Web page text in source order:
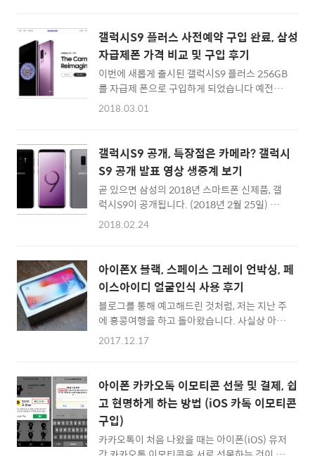
려면 보호용 케이스와 호환이 되는지를 잘 알아
봐야 하는데요. 그래서 주파집에서는 Full
Cover (큰놈),..
번에는 갤럭시S9과 핏이 딱 맞는 씨스루(See-
Through) 케이스를 제공받아 리뷰해보게 되었
습니다. 갤럭시S9 / 갤럭시S9+ 슬림 케이스 추
천, 주파집 시스루 (See-Through) ▲ 주파집
갤럭시S9+용 씨스루 케이스 주파집 제품의 경
쟁력은 가성비가 정말 뛰어나다는 것인데요. 다
여러번 구입을 하면서 신뢰도를 쌓은 곳이기도
하구요. ▲ 컬러는 4종, 그레이(반투명) 화이트
(반..
갤럭시S9 플러스 사전예약 구입 완료, 삼성
자급제폰 가격 비교 및 구입 후기
이번에 새롭게 출시된 갤럭시S9 플러스 256GB
를 자급제 폰으로 구입하게 되었습니다 예전에
는 자급제폰이 약 10% 정도 더 비싸게 나오곤
하더군요. 64GB는 조금 용량이 적은 것 같고,
사진이나 동영상을 많이 촬영하다보니 256GB
모델을 선택할 수 밖에 없었는데, 갤럭시S9은
64GB 모델밖에 없어서 듀얼 렌즈가 탑재되어
있는 갤럭시S9플러스를 구입할 수 밖에 없었습
니다. 컬러는 블랙... :) ▲ 삼성전자 공식 사이트
예약 판매 기간은 2018년 3월 8일까지입니다.
지금 구입하면 2018년 3월 7일부터 순차배송
이된..
2018.03.01
갤럭시S9 공개, 특장점은 카메라? 갤럭시
S9 공개 발표 영상 생중계 보기
곧 있으면 삼성의 2018년 스마트폰 신제품, 갤
럭시S9이 공개됩니다. (2018년 2월 25일) 이
미 외관 디자인과 렌더링 이미지가 유출되어 있
자면 후면에 위치한 듀얼 렌즈와 지문 인식 센서
의 위치인데요. 후면 듀얼 렌즈 카메라 조차도
6.2인치 디스플레이를 가진 갤럭시S9 플러스
모델에만 2개의 렌즈가 적용되고, 5.8인치 일반
갤럭시S9은 하나의 렌즈만 탑재될 것으로 예상
되고 있어서 조금은 아쉽다는 생각이 듭니다. 가
를 보여주기 위해서는 역시 새롭게 공개될 신기
능들이 매우 중요하다 할 수 있겠죠. ▲ 갤럭시
S9 플러스..
2018.02.24
아이폰X 블랙, 스페이스 그레이 언박싱, 페
이스아이디 얼굴인식 사용 후기
블로그를 통해 예고해드린 것처럼, 저는 지난 주
에 홍콩여행을 하고 돌아왔습니다. 사실상 아이
폰X를 구입하기 위해 홍콩에 다녀온 것인데요.
아이폰X를 구입하는 메리트가 전혀 없기 때문
에 오히려 이번 홍콩여행의 명분(?)을 세울 수
있는 좋은 핑계거리가 되었습니다. 아이폰X 스
페이스 그레이 (블랙) 언박싱 아이폰X의 경우
실버 (흰색)과 스페이스 그레이(검은색) 두 모델
2017.12.17
아이폰 카카오톡 이모티콘 선물 및 결제, 쉽
고 현명하게 하는 방법 (iOS 카톡 이모티콘
구입)
카카오톡이 처음 나왔을 때는 아이폰(iOS) 유저